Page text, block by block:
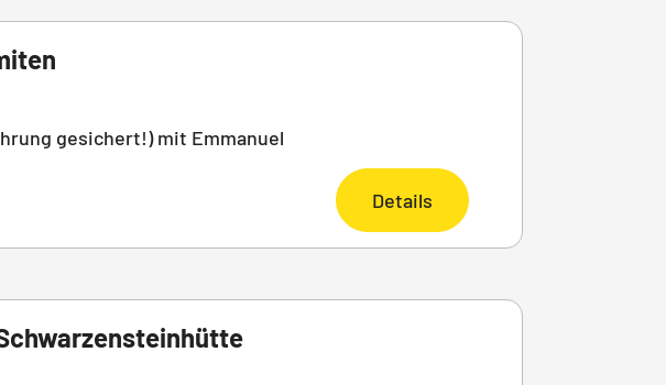
gesichert!) mit Emmanuel
Details